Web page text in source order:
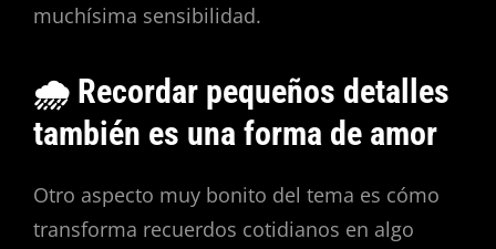
muchísima sensibilidad.
🌧️ Recordar pequeños detalles
también es una forma de amor
Otro aspecto muy bonito del tema es cómo
transforma recuerdos cotidianos en algo